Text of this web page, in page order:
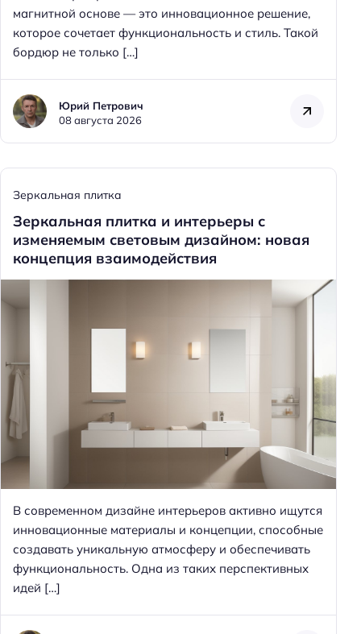
магнитной основе — это инновационное решение,
которое сочетает функциональность и стиль. Такой
бордюр не только […]
Юрий Петрович
08 августа 2026
Зеркальная плитка
Зеркальная плитка и интерьеры с
изменяемым световым дизайном: новая
концепция взаимодействия
В современном дизайне интерьеров активно ищутся
инновационные материалы и концепции, способные
создавать уникальную атмосферу и обеспечивать
функциональность. Одна из таких перспективных
идей […]